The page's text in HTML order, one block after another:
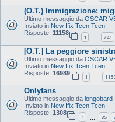
(O.T.) Immigrazione:
Ultimo messaggio da OSCAR
Inviato in New Ifix Tcen Tcen
Risposte: 11158
1 … 741
[O.T.] La peggiore
Ultimo messaggio da OSCAR
Inviato in New Ifix Tcen Tcen
Risposte: 16989
1
Onlyfans
Ultimo messaggio da longobard
Inviato in New Ifix Tcen Tcen
Risposte: 1308
1 85